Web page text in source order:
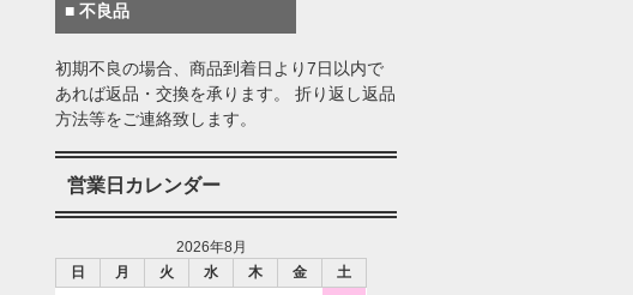
■ 不良品
初期不良の場合、商品到着日より7日以内で
あれば返品・交換を承ります。 折り返し返品
方法等をご連絡致します。
営業日カレンダー
2026年8月
日
月 火 水 木 金
土